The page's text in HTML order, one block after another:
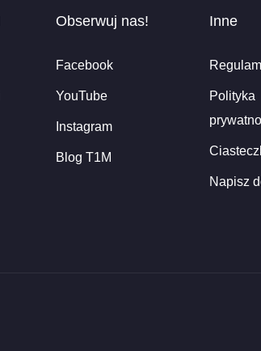
Obserwuj nas!
Facebook
YouTube
Instagram
Blog T1M
Inne
Polityka
Napisz